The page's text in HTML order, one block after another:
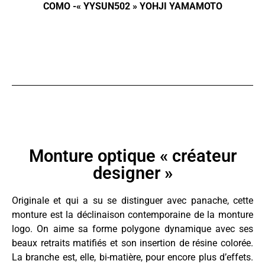
COMO -« YYSUN502 » YOHJI YAMAMOTO
Monture optique « créateur
designer »
Originale et qui a su se distinguer avec panache, cette
monture est la déclinaison contemporaine de la monture
logo. On aime sa forme polygone dynamique avec ses
beaux retraits matifiés et son insertion de résine colorée.
La branche est, elle, bi-matière, pour encore plus d’effets.